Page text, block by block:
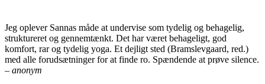
Jeg oplever Sannas måde at undervise som tydelig og behagelig,
struktureret og gennemtænkt. Det har været behageligt, god
komfort, rar og tydelig yoga. Et dejligt sted (Bramslevgaard, red.)
med alle forudsætninger for at finde ro. Spændende at prøve silence.
– anonym